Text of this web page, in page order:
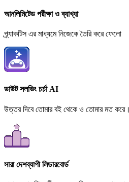
আনলিমিটেড পরীক্ষা ও ব্যাখ্যা
প্র্যাকটিস এর মাধ্যমে নিজেকে তৈরি করে ফেলো
ডাউট সলভিং চর্চা AI
উত্তর দিবে তোমার বই থেকে ও তোমার মত করে।
সারা দেশব্যাপী লিডারবোর্ড